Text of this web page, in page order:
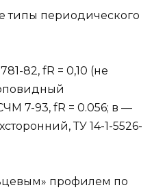
типы периодического
82, fR = 0,10 (не
7-93, fR = 0.056; в —
ТУ 14-1-5526-
профилем по